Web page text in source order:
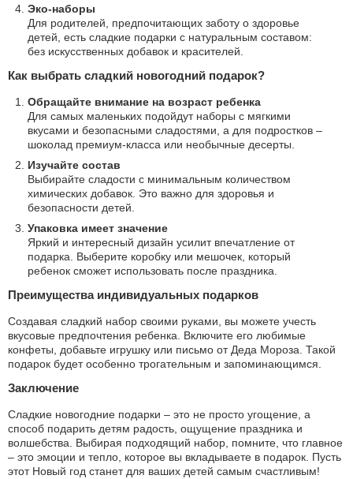
Эко-наборы
Для родителей, предпочитающих заботу о здоровье
детей, есть сладкие подарки с натуральным составом:
без искусственных добавок и красителей.
Как выбрать сладкий новогодний подарок?
Обращайте внимание на возраст ребенка
Для самых маленьких подойдут наборы с мягкими
вкусами и безопасными сладостями, а для подростков –
шоколад премиум-класса или необычные десерты.
Изучайте состав
Выбирайте сладости с минимальным количеством
химических добавок. Это важно для здоровья и
безопасности детей.
Упаковка имеет значение
Яркий и интересный дизайн усилит впечатление от
подарка. Выберите коробку или мешочек, который
ребенок сможет использовать после праздника.
Преимущества индивидуальных подарков
Создавая сладкий набор своими руками, вы можете учесть
вкусовые предпочтения ребенка. Включите его любимые
конфеты, добавьте игрушку или письмо от Деда Мороза. Такой
подарок будет особенно трогательным и запоминающимся.
Заключение
Сладкие новогодние подарки – это не просто угощение, а
способ подарить детям радость, ощущение праздника и
волшебства. Выбирая подходящий набор, помните, что главное
– это эмоции и тепло, которое вы вкладываете в подарок. Пусть
этот Новый год станет для ваших детей самым счастливым!